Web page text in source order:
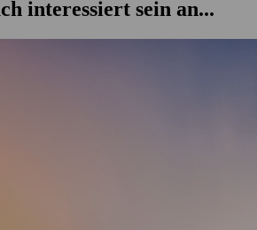
interessiert sein an...